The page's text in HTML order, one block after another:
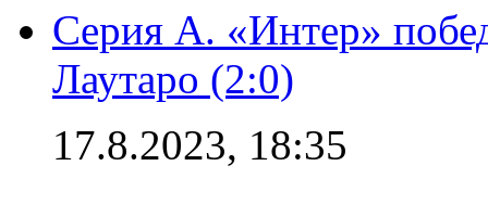
Серия А. «Интер»
Лаутаро (2:0)
17.8.2023, 18:35